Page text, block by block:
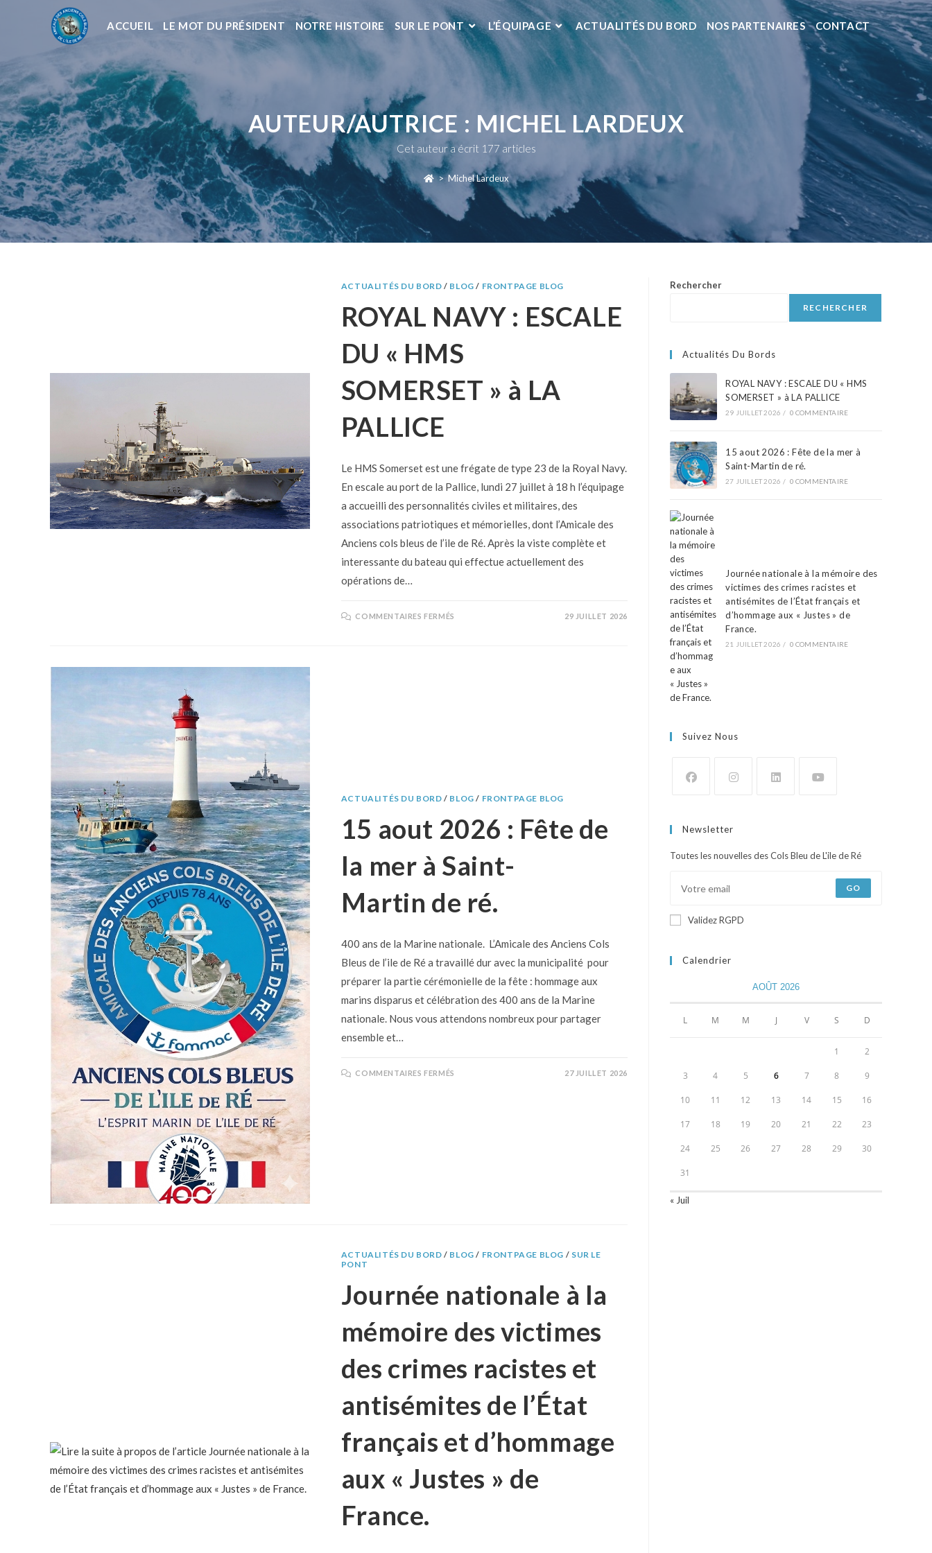
ACCUEIL LE MOT DU PRÉSIDENT NOTRE HISTOIRE SUR LE PONT L’ÉQUIPAGE ACTUALITÉS DU BORD NOS PARTENAIRES CONTACT
AUTEUR/AUTRICE : MICHEL LARDEUX
Cet auteur a écrit 177 articles
> Michel Lardeux
ACTUALITÉS DU BORD / BLOG / FRONTPAGE BLOG
ROYAL NAVY : ESCALE
DU « HMS
SOMERSET » à LA
PALLICE
Le HMS Somerset est une frégate de type 23 de la Royal Navy.
En escale au port de la Pallice, lundi 27 juillet à 18 h l’équipage
a accueilli des personnalités civiles et militaires, des
associations patriotiques et mémorielles, dont l’Amicale des
Anciens cols bleus de l’ile de Ré. Après la viste complète et
interessante du bateau qui effectue actuellement des
opérations de…
COMMENTAIRES FERMÉS 29 JUILLET 2026
ACTUALITÉS DU BORD / BLOG / FRONTPAGE BLOG
15 aout 2026 : Fête de
la mer à Saint-
Martin de ré.
400 ans de la Marine nationale. L’Amicale des Anciens Cols
Bleus de l’ile de Ré a travaillé dur avec la municipalité pour
préparer la partie cérémonielle de la fête : hommage aux
marins disparus et célébration des 400 ans de la Marine
nationale. Nous vous attendons nombreux pour partager
ensemble et…
COMMENTAIRES FERMÉS 27 JUILLET 2026
ACTUALITÉS DU BORD / BLOG / FRONTPAGE BLOG / SUR LE
PONT
Journée nationale à la
mémoire des victimes
des crimes racistes et
antisémites de l’État
français et d’hommage
aux « Justes » de
France.
Rechercher
RECHERCHER
Actualités Du Bords
ROYAL NAVY : ESCALE DU « HMS
SOMERSET » à LA PALLICE
29 JUILLET 2026 / 0 COMMENTAIRE
15 aout 2026 : Fête de la mer à
Saint-Martin de ré.
27 JUILLET 2026 / 0 COMMENTAIRE
Journée nationale à la mémoire des
victimes des crimes racistes et
antisémites de l’État français et
d’hommage aux « Justes » de
France.
21 JUILLET 2026 / 0 COMMENTAIRE
Suivez Nous
Newsletter
Toutes les nouvelles des Cols Bleu de L'ile de Ré
GO
Validez RGPD
Calendrier
AOÛT 2026
L M M J V S D
1 2
3 4 5 6 7 8 9
10 11 12 13 14 15 16
17 18 19 20 21 22 23
24 25 26 27 28 29 30
31
« Juil